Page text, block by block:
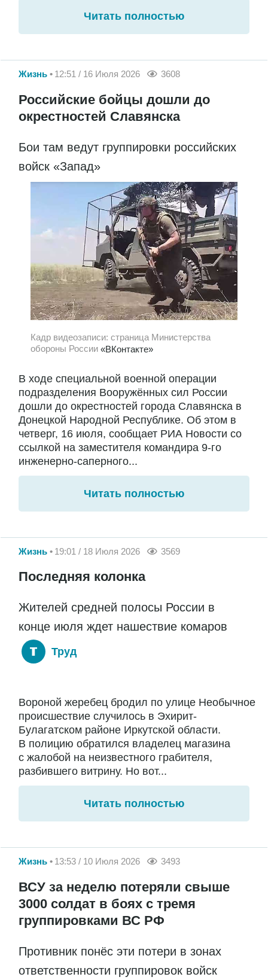
Читать полностью
Жизнь 12:51 / 16 Июля 2026 3608
Российские бойцы дошли до
окрестностей Славянска
Бои там ведут группировки российских
войск «Запад»
Кадр видеозаписи: страница Министерства
обороны России «ВКонтакте»
В ходе специальной военной операции
подразделения Вооружённых сил России
дошли до окрестностей города Славянска в
Донецкой Народной Республике. Об этом в
четверг, 16 июля, сообщает РИА Новости со
ссылкой на заместителя командира 9-го
инженерно-саперного...
Читать полностью
Жизнь 19:01 / 18 Июля 2026 3569
Последняя колонка
Жителей средней полосы России в
конце июля ждет нашествие комаров
Труд
Вороной жеребец бродил по улице Необычное
происшествие случилось в Эхирит-
Булагатском районе Иркутской области.
В полицию обратился владелец магазина
с жалобой на неизвестного грабителя,
разбившего витрину. Но вот...
Читать полностью
Жизнь 13:53 / 10 Июля 2026 3493
ВСУ за неделю потеряли свыше
3000 солдат в боях с тремя
группировками ВС РФ
Противник понёс эти потери в зонах
ответственности группировок войск